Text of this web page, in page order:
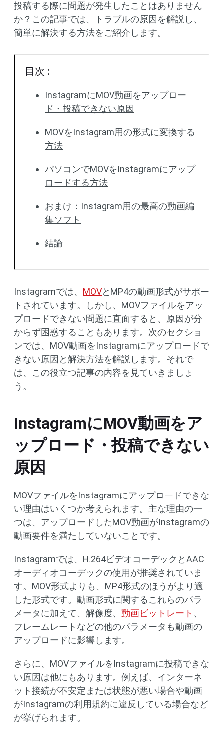
投稿する際に問題が発生したことはありません
か？この記事では、トラブルの原因を解説し、
簡単に解決する方法をご紹介します。
目次 :
InstagramにMOV動画をアップロー
ド・投稿できない原因
MOVをInstagram用の形式に変換する
方法
パソコンでMOVをInstagramにアップ
ロードする方法
おまけ：Instagram用の最高の動画編
集ソフト
結論
Instagramでは、 MOVとMP4の動画形式がサポー
トされています。しかし、MOVファイルをアッ
プロードできない問題に直面すると、原因が分
からず困惑することもあります。次のセクショ
ンでは、MOV動画をInstagramにアップロードで
きない原因と解決方法を解説します。それで
は、この役立つ記事の内容を見ていきましょ
う。
InstagramにMOV動画をア
ップロード・投稿できない
原因
MOVファイルをInstagramにアップロードできな
い理由はいくつか考えられます。主な理由の一
つは、アップロードしたMOV動画がInstagramの
動画要件を満たしていないことです。
Instagramでは、H.264ビデオコーデックとAAC
オーディオコーデックの使用が推奨されていま
す。MOV形式よりも、MP4形式のほうがより適
した形式です。動画形式に関するこれらのパラ
メータに加えて、解像度、 動画ビットレート 、
フレームレートなどの他のパラメータも動画の
アップロードに影響します。
さらに、MOVファイルをInstagramに投稿できな
い原因は他にもあります。例えば、インターネ
ット接続が不安定または状態が悪い場合や動画
がInstagramの利用規約に違反している場合など
が挙げられます。